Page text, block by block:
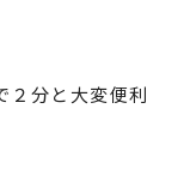
２分と大変便利